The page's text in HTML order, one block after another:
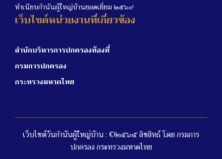
ทำเนียบกำนันผู้ใหญ่บ้านยอดเยี่ยม ๒๕๖๙
เว็บไซต์หน่วยงานที่เกี่ยวข้อง
สำนักบริหารการปกครองท้องที่
กรมการปกครอง
กระทรวงมหาดไทย
เว็บไซต์วันกำนันผู้ใหญ่บ้าน : ©๒๕๖๕ ลิขสิทธ์ โดย กรมการ
ปกครอง กระทรวงมหาดไทย